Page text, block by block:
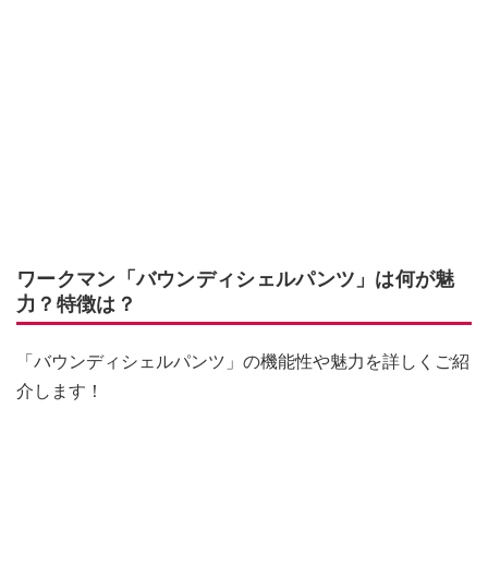
ワークマン「バウンディシェルパンツ」は何が魅
力？特徴は？
「バウンディシェルパンツ」の機能性や魅力を詳しくご紹
介します！